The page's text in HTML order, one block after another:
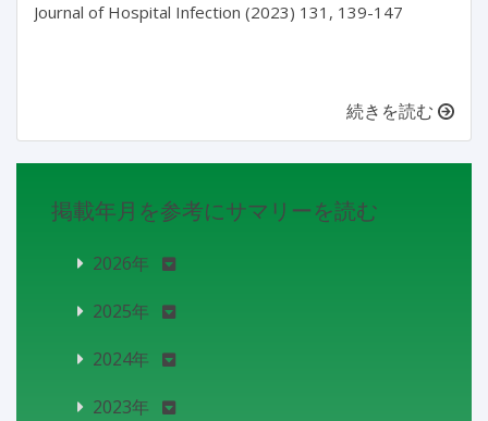
Journal of Hospital Infection (2023) 131, 139-147
続きを読む
掲載年月を参考にサマリーを読む
2026年
2025年
2024年
2023年